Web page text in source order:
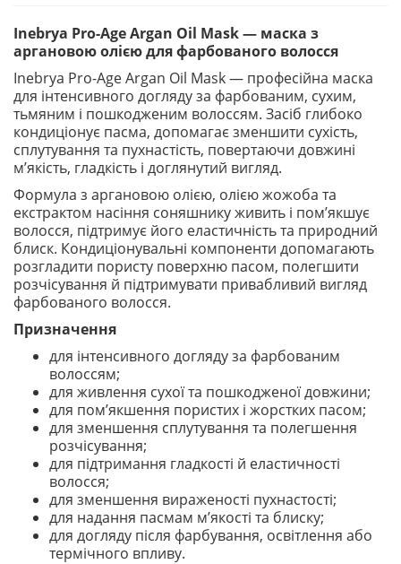
Inebrya Pro-Age Argan Oil Mask — маска з
аргановою олією для фарбованого волосся
Inebrya Pro-Age Argan Oil Mask — професійна маска
для інтенсивного догляду за фарбованим, сухим,
тьмяним і пошкодженим волоссям. Засіб глибоко
кондиціонує пасма, допомагає зменшити сухість,
сплутування та пухнастість, повертаючи довжині
м’якість, гладкість і доглянутий вигляд.
Формула з аргановою олією, олією жожоба та
екстрактом насіння соняшнику живить і пом’якшує
волосся, підтримує його еластичність та природний
блиск. Кондиціонувальні компоненти допомагають
розгладити пористу поверхню пасом, полегшити
розчісування й підтримувати привабливий вигляд
фарбованого волосся.
Призначення
для інтенсивного догляду за фарбованим
волоссям;
для живлення сухої та пошкодженої довжини;
для пом’якшення пористих і жорстких пасом;
для зменшення сплутування та полегшення
розчісування;
для підтримання гладкості й еластичності
волосся;
для зменшення вираженості пухнастості;
для надання пасмам м’якості та блиску;
для догляду після фарбування, освітлення або
термічного впливу.